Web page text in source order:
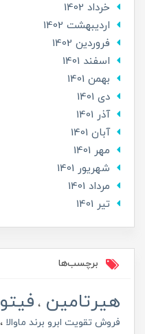
خرداد 1402
ارديبهشت 1402
فروردین 1402
اسفند 1401
بهمن 1401
دی 1401
آذر 1401
آبان 1401
مهر 1401
شهریور 1401
مرداد 1401
تير 1401
برچسب‌ها
هیرتامین فیتو
فروش تقویت ابرو برند ماوالا